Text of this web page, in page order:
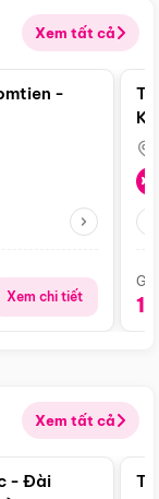
Xem tất cả
Điểm nổi bật
-
Xem chi tiết
Xem tất cả
Điểm nổi bật
- Đài